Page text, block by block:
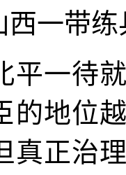
西一带练
平一待
的地位
真正治